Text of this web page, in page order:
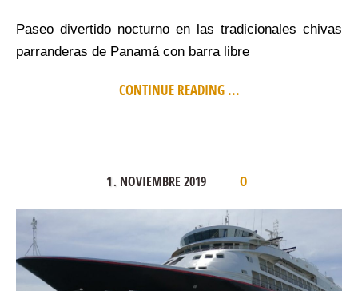
Paseo divertido nocturno en las tradicionales chivas
parranderas de Panamá con barra libre
CONTINUE READING ...
1. NOVIEMBRE2019 0